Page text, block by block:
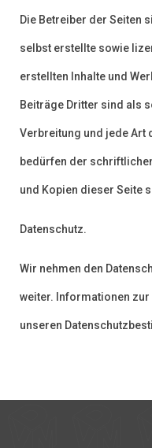
Die Betreiber der Seiten
selbst erstellte sowie
erstellten Inhalte und
Beiträge Dritter sind als
Verbreitung und jede Art
bedürfen der
und Kopien dieser Seite
Datenschutz.
Wir nehmen den
weiter. Informationen zur
unseren